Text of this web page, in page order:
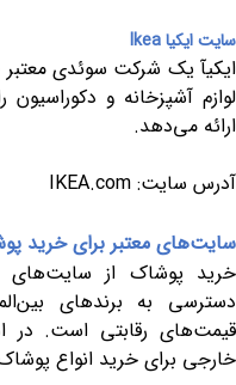
سایت ایکیاIkea
ایکیآ یک شرکت سوئدی معتبر
لوازم آشپزخانه و
ارائه می‌دهد.
آدرس سایت: IKEA.com
سایت‌های معتبر برای خرید
خرید پوشاک از سایت‌های
دسترسی به برندهای
قیمت‌های رقابتی است. در
خارجی برای خرید انواع